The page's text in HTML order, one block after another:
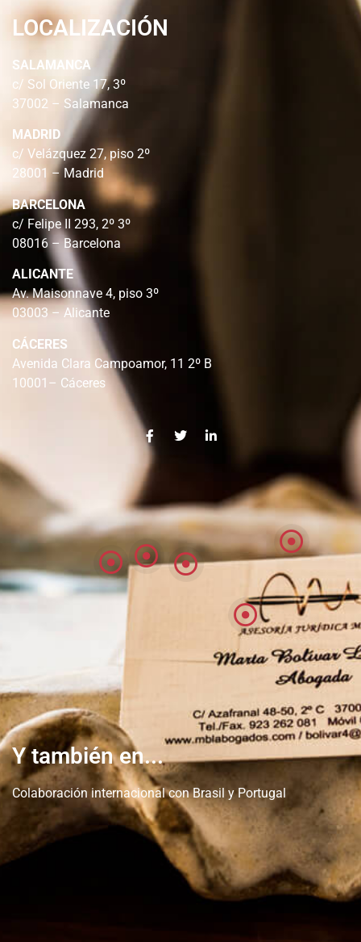
LOCALIZACIÓN
SALAMANCA
c/ Sol Oriente 17, 3º
37002 – Salamanca
MADRID
c/ Velázquez 27, piso 2º
28001 – Madrid
BARCELONA
c/ Felipe II 293, 2º 3º
08016 – Barcelona
ALICANTE
Av. Maisonnave 4, piso 3º
03003 – Alicante
CÁCERES
Avenida Clara Campoamor, 11 2º B
10001– Cáceres
Y también en...
Colaboración internacional con Brasil y Portugal